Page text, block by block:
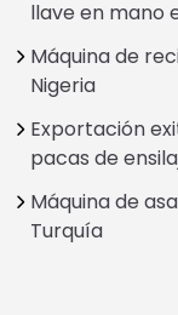
llave en mano
Máquina de
Nigeria
Exportación
pacas de
Máquina de
Turquía